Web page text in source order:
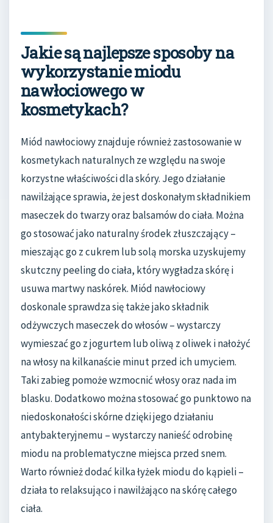
Jakie są najlepsze sposoby na
wykorzystanie miodu
nawłociowego w
kosmetykach?
Miód nawłociowy znajduje również zastosowanie w
kosmetykach naturalnych ze względu na swoje
korzystne właściwości dla skóry. Jego działanie
nawilżające sprawia, że jest doskonałym składnikiem
maseczek do twarzy oraz balsamów do ciała. Można
go stosować jako naturalny środek złuszczający –
mieszając go z cukrem lub solą morska uzyskujemy
skutczny peeling do ciała, który wygładza skórę i
usuwa martwy naskórek. Miód nawłociowy
doskonale sprawdza się także jako składnik
odżywczych maseczek do włosów – wystarczy
wymieszać go z jogurtem lub oliwą z oliwek i nałożyć
na włosy na kilkanaście minut przed ich umyciem.
Taki zabieg pomoże wzmocnić włosy oraz nada im
blasku. Dodatkowo można stosować go punktowo na
niedoskonałości skórne dzięki jego działaniu
antybakteryjnemu – wystarczy nanieść odrobinę
miodu na problematyczne miejsca przed snem.
Warto również dodać kilka łyżek miodu do kąpieli –
działa to relaksująco i nawilżająco na skórę całego
ciała.